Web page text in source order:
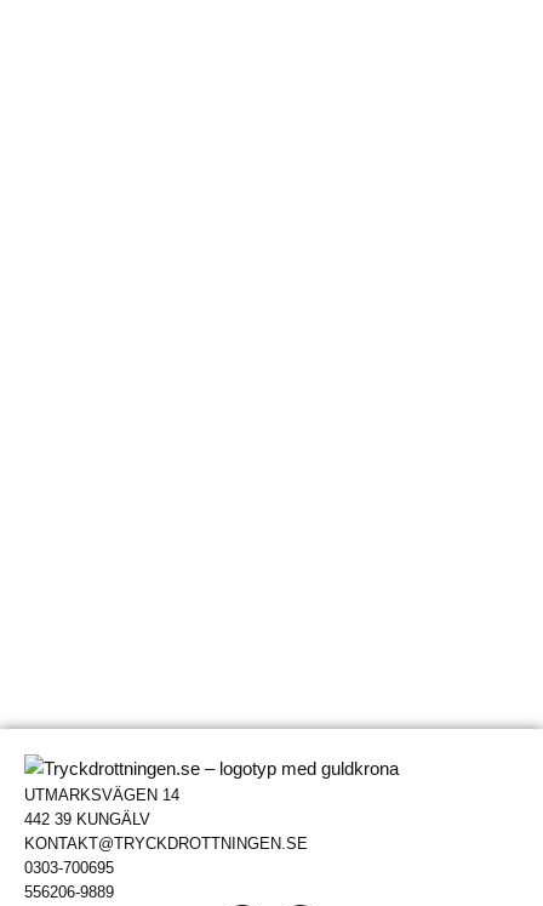
UTMARKSVÄGEN 14
442 39 KUNGÄLV
KONTAKT@TRYCKDROTTNINGEN.SE
0303-700695
556206-9889